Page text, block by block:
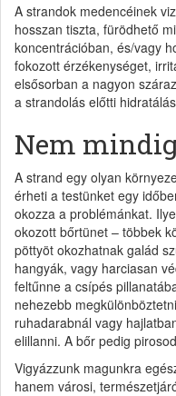
A strandok medencéinek
hosszan tiszta, fürödhető
koncentrációban, és/vagy
fokozott érzékenységet,
elsősorban a nagyon
a strandolás előtti
Nem
A strand egy olyan
érheti a testünket egy
okozza a problémánkat.
okozott bőrtünet – többek
pöttyöt okozhatnak galád
hangyák, vagy harciasan
feltűnne a csípés
nehezebb
ruhadarabnál vagy
elillanni. A bőr pedig
Vigyázzunk magunkra
hanem városi,